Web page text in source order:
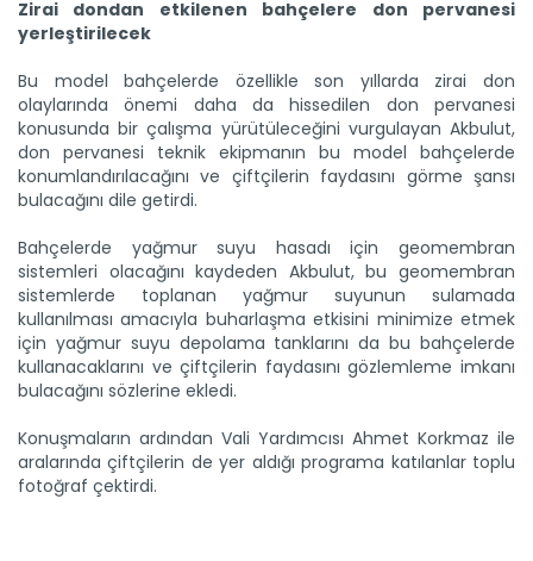
Zirai dondan etkilenen bahçelere don pervanesi
yerleştirilecek
Bu model bahçelerde özellikle son yıllarda zirai don
olaylarında önemi daha da hissedilen don pervanesi
konusunda bir çalışma yürütüleceğini vurgulayan Akbulut,
don pervanesi teknik ekipmanın bu model bahçelerde
konumlandırılacağını ve çiftçilerin faydasını görme şansı
bulacağını dile getirdi.
Bahçelerde yağmur suyu hasadı için geomembran
sistemleri olacağını kaydeden Akbulut, bu geomembran
sistemlerde toplanan yağmur suyunun sulamada
kullanılması amacıyla buharlaşma etkisini minimize etmek
için yağmur suyu depolama tanklarını da bu bahçelerde
kullanacaklarını ve çiftçilerin faydasını gözlemleme imkanı
bulacağını sözlerine ekledi.
Konuşmaların ardından Vali Yardımcısı Ahmet Korkmaz ile
aralarında çiftçilerin de yer aldığı programa katılanlar toplu
fotoğraf çektirdi.
Sulama projesinde sona...
Tarım ve Orman Bakanlığı Devlet Su İşleri Genel
Müdürlüğünün...
Devamını Oku ->
Genç girişimci devlet...
Erzincan’ın Tercan ilçesinde üniversite eğitimini
tamamladıktan...
Devamını Oku ->